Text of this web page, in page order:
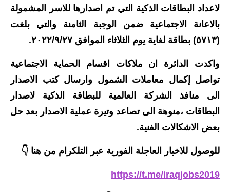
المرحلة المتوسطة
المرحلة الاعدادية
اسئلة وزارية
المرحلة الابتدائية
المرحلة المتوسطة
مرشحات
لاعداد البطاقات الذكية التي تم اصدارها للاسر المشمولة
بالاعانة الاجتماعية ضمن الوجبة الثامنة والتي بلغت
(٥٧١٣) بطاقة لغاية يوم الثلاثاء الموافق ٢٠٢٢/٩/٢٧.
واكدت الدائرة ان ملاكات اقسام الحماية الاجتماعية
تواصل إكمال معاملات الشمول وارسال كتب الاصدار
الى منافذ الشركة العالمية للبطاقة الذكية لاصدار
البطاقات ،منوهة الى تصاعد وتيرة عملية الاصدار بعد حل
بعض الاشكالات الفنية.
للوصول للاخبار العاجلة الفورية عبر التلكرام من هنا 👇
https://t.me/iraqjobs2019